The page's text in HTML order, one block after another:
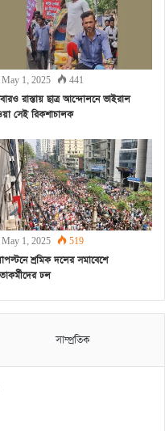
May 1, 2025 441
রাস্তায় ছাত্র আন্দোলনে ভাইরাল
সেই রিকশাচালক
May 1, 2025 519
শ্রমিক দলের সমাবেশে
ঢল
সাম্প্রতিক